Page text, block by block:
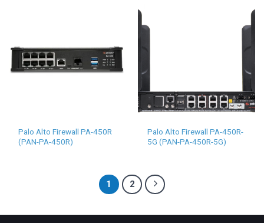
Palo Alto Firewall PA-450R
(PAN-PA-450R)
Palo Alto Firewall PA-450R-
5G (PAN-PA-450R-5G)
1 2